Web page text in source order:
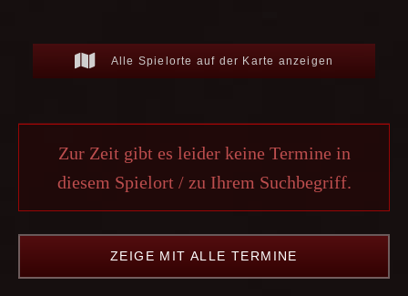
Alle Spielorte auf der Karte anzeigen
Zur Zeit gibt es leider keine Termine in
diesem Spielort / zu Ihrem Suchbegriff.
ZEIGE MIT ALLE TERMINE